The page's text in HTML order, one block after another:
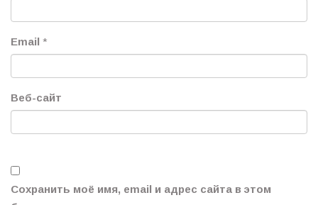
Email *
Веб-сайт
Сохранить моё имя, email и адрес сайта в этом